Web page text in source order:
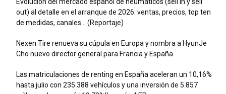
out) al detalle en el arranque de 2026: ventas, precios, top ten
de medidas, canales… (Reportaje)
Nexen Tire renueva su cúpula en Europa y nombra a HyunJe
Cho nuevo director general para Francia y España
Las matriculaciones de renting en España aceleran un 10,16%
hasta julio con 235.388 vehículos y una inversión de 5.857